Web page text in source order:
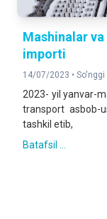
Mashinalar
importi
14/07/2023 •
2023- yil yanvar-
transport asbob-
tashkil etib,
Batafsil ...